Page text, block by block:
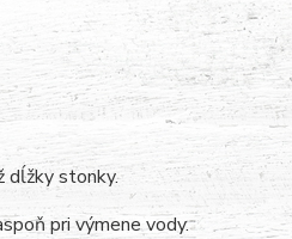
dĺžky stonky.
pri výmene vody.